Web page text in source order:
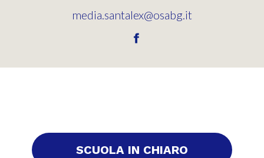
media.santalex@osabg.it
SCUOLA IN CHIARO